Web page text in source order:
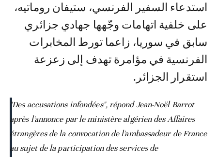
استدعاء السفير الفرنسي، ستيفان روماتيه،
على خلفية اتهامات وجّهها جهادي جزائري
سابق في سوريا، زاعما تورط المخابرات
الفرنسية في مؤامرة تهدف إلى زعزعة
استقرار الجزائر.
"Des accusations infondées", répond Jean-Noël Barrot
après l'annonce par le ministère algérien des Affaires
étrangères de la convocation de l'ambassadeur de France
au sujet de la participation des services de